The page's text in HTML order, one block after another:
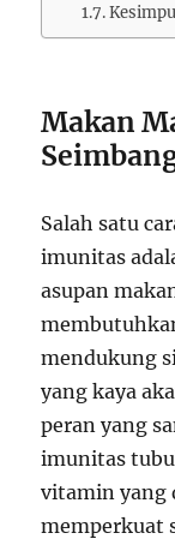
Makan
Salah satu
imunitas
asupan
mendukung
yang kaya
peran yang
imunitas
vitamin yang
memperkuat